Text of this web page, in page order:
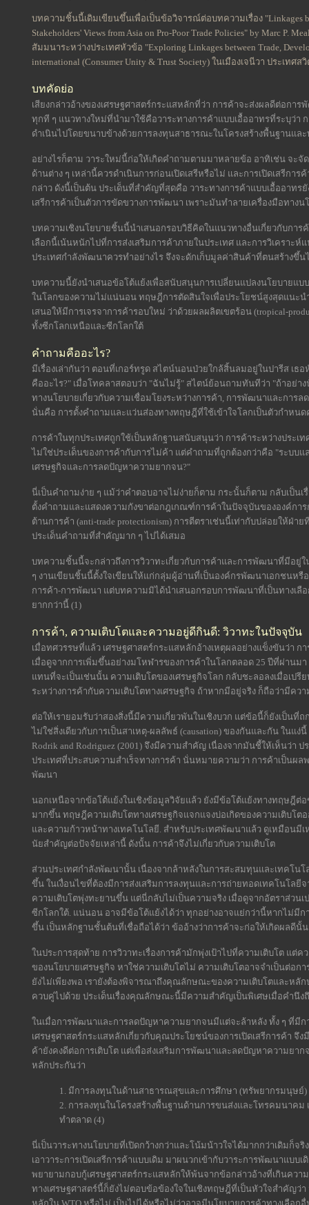
บทความชิ้นนี้เดิมเขียนขึ้นเพื่อเป็นข้อวิจารณ์ต่อบทความเรื่อง "Linkages
Stakeholders' Views from Asia on Pro-Poor Trade Policies" by Marc P.
สัมมนาระหว่างประเทศหัวข้อ "Exploring Linkages between Trade,
international (Consumer Unity & Trust Society) ในเมืองเจนีวา ประเท
บทคัดย่อ
เสียงกล่าวอ้างของเศรษฐศาสตร์กระแสหลักที่ว่า การค้าจะส่งผลดีต่อก
ทุกที ๆ แนวทางใหม่ที่นำมาใช้คือวาระทางการค้าแบบเอื้ออาทรที่ระบุว่า
ดำเนินไปโดยขนาบข้างด้วยการลงทุนสาธารณะในโครงสร้างพื้นฐานแล
อย่างไรก็ตาม วาระใหม่นี้ก่อให้เกิดคำถามตามมาหลายข้อ อาทิเช่น จะ
ด้านต่าง ๆ เหล่านี้ควรดำเนินการก่อนเปิดเสรีหรือไม่ และการเปิดเสรีก
กล่าว ดังนี้เป็นต้น ประเด็นที่สำคัญที่สุดคือ วาระทางการค้าแบบเอื้ออาทร
เสรีการค้าเป็นตัวการขัดขวางการพัฒนา เพราะมันทำลายเครื่องมือทา
บทความเชิงนโยบายชิ้นนี้นำเสนอกรอบวิธีคิดในแนวทางอื่นเกี่ยวกับกา
เลือกนี้เน้นหนักไปที่การส่งเสริมการค้าภายในประเทศ และการวิเคราะห์
ประเทศกำลังพัฒนาควรทำอย่างไร จึงจะดักเก็บมูลค่าสินค้าที่ตนสร้างขึ้น
บทความนี้ยังนำเสนอข้อโต้แย้งเพื่อสนับสนุนการเปลี่ยนแปลงนโยบายแบ
ในโลกของความไม่แน่นอน ทฤษฎีการตัดสินใจเพื่อประโยชน์สูงสุดแนะน
เสนอให้มีการเจรจาการค้ารอบใหม่ ว่าด้วยผลผลิตเขตร้อน (tropical-
ทั้งซีกโลกเหนือและซีกโลกใต้
คำถามคืออะไร?
มีเรื่องเล่ากันว่า ตอนที่เกอร์ทรูด สไตน์นอนป่วยใกล้สิ้นลมอยู่ในปารีส เ
คืออะไร?" เมื่อโทคลาสตอบว่า "ฉันไม่รู้" สไตน์ย้อนถามทันทีว่า "ถ้าอย่า
ทางนโยบายเกี่ยวกับความเชื่อมโยงระหว่างการค้า, การพัฒนาและกา
นั่นคือ การตั้งคำถามและแว่นส่องทางทฤษฎีที่ใช้เข้าใจโลกเป็นตัวกำหนด
การค้าในทุกประเทศถูกใช้เป็นหลักฐานสนับสนุนว่า การค้าระหว่างประเ
ไม่ใช่ประเด็นของการค้ากับการไม่ค้า แต่คำถามที่ถูกต้องกว่าคือ "ระบ
เศรษฐกิจและการลดปัญหาความยากจน?"
นี่เป็นคำถามง่าย ๆ แม้ว่าคำตอบอาจไม่ง่ายก็ตาม กระนั้นก็ตาม กลับเป็น
ตั้งคำถามและแสดงความกังขาต่อกฎเกณฑ์การค้าในปัจจุบันขององค์กา
ต้านการค้า (anti-trade protectionism) การตีตราเช่นนี้เท่ากับปล่อยให้ฝ่
ประเด็นคำถามที่สำคัญมาก ๆ ไปได้เสมอ
บทความชิ้นนี้จะกล่าวถึงการวิวาทะเกี่ยวกับการค้าและการพัฒนาที่มีอยู่
ๆ งานเขียนชิ้นนี้ตั้งใจเขียนให้แก่กลุ่มผู้อ่านที่เป็นองค์กรพัฒนาเอกชนห
การค้า-การพัฒนา แต่บทความมิได้นำเสนอกรอบการพัฒนาที่เป็นทางเลือ
ยากกว่านี้ (1)
การค้า, ความเติบโตและความอยู่ดีกินดี: วิวาทะในปัจจุบัน
เมื่อทศวรรษที่แล้ว เศรษฐศาสตร์กระแสหลักอ้างเหตุผลอย่างแข็งขันว่า
เมื่อดูจากการเพิ่มขึ้นอย่างมโหฬารของการค้าในโลกตลอด 25 ปีที่ผ่านมา
แทนที่จะเป็นเช่นนั้น ความเติบโตของเศรษฐกิจโลก กลับชะลอลงเมื่อเป
ระหว่างการค้ากับความเติบโตทางเศรษฐกิจ ถ้าหากมีอยู่จริง ก็ถือว่ามีคว
ต่อให้เรายอมรับว่าสองสิ่งนี้มีความเกี่ยวพันในเชิงบวก แต่ข้อนี้ก็ยังเป็นที่
ไม่ใช่สิ่งเดียวกับการเป็นสาเหตุ-ผลลัพธ์ (causation) ของกันและกัน ในแ
Rodrik and Rodriguez (2001) จึงมีความสำคัญ เนื่องจากมันชี้ให้เห็นว่า
ประเทศที่ประสบความสำเร็จทางการค้า นั่นหมายความว่า การค้าเป็นผ
พัฒนา
นอกเหนือจากข้อโต้แย้งในเชิงข้อมูลวิจัยแล้ว ยังมีข้อโต้แย้งทางทฤษฎีต่
มากขึ้น ทฤษฎีความเติบโตทางเศรษฐกิจแจกแจงบ่อเกิดของความเติบโต
และความก้าวหน้าทางเทคโนโลยี. สำหรับประเทศพัฒนาแล้ว ดูเหมือนมี
นัยสำคัญต่อปัจจัยเหล่านี้ ดังนั้น การค้าจึงไม่เกี่ยวกับความเติบโต
ส่วนประเทศกำลังพัฒนานั้น เนื่องจากล้าหลังในการสะสมทุนและเทคโน
ขึ้น ในเงื่อนไขที่ต้องมีการส่งเสริมการลงทุนและการถ่ายทอดเทคโนโล
ความเติบโตพุ่งทะยานขึ้น แต่นี่กลับไม่เป็นความจริง เมื่อดูจากอัตราส่วน
ซีกโลกใต้. แน่นอน อาจมีข้อโต้แย้งได้ว่า ทุกอย่างอาจแย่กว่านี้หากไม่มีก
ขึ้น เป็นหลักฐานชั้นต้นที่เชื่อถือได้ว่า ข้ออ้างว่าการค้าจะก่อให้เกิดผลดีนั้
ในประการสุดท้าย การวิวาทะเรื่องการค้ามักพุ่งเป้าไปที่ความเติบโต แ
ของนโยบายเศรษฐกิจ หาใช่ความเติบโตไม่ ความเติบโตอาจจำเป็นต่อก
ยังไม่เพียงพอ เรายังต้องพิจารณาถึงคุณลักษณะของความเติบโตและหลั
ควบคู่ไปด้วย ประเด็นเรื่องคุณลักษณะนี้มีความสำคัญเป็นพิเศษเมื่อคำนึ
ในเมื่อการพัฒนาและการลดปัญหาความยากจนมีแต่จะล้าหลัง ทั้ง ๆ ที่มีกา
เศรษฐศาสตร์กระแสหลักเกี่ยวกับคุณประโยชน์ของการเปิดเสรีการค้า จึ
ค้ายังคงดีต่อการเติบโต แต่เพื่อส่งเสริมการพัฒนาและลดปัญหาความยา
หลักประกันว่า
1. มีการลงทุนในด้านสาธารณสุขและการศึกษา (ทรัพยากรมนุษย์)
2. การลงทุนในโครงสร้างพื้นฐานด้านการขนส่งและโทรคมนาคม
ทำตลาด (4)
นี่เป็นวาระทางนโยบายที่เปิดกว้างกว่าและโน้มน้าวใจได้มากกว่าเดิมก็จ
เอาวาระการเปิดเสรีการค้าแบบเดิม มาผนวกเข้ากับวาระการพัฒนาแบบ
พยายามกอบกู้เศรษฐศาสตร์กระแสหลักให้พ้นจากข้อกล่าวอ้างที่เกินคว
ทางเศรษฐศาสตร์นี้ก็ยังไม่ตอบข้อข้องใจในเชิงทฤษฎีที่เป็นหัวใจสำคัญ